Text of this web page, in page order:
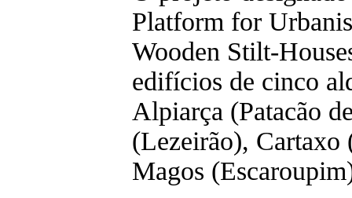
Platform for
Wooden Stilt-
edifícios de cinco
Alpiarça (Patacão
(Lezeirão), Cartaxo
Magos